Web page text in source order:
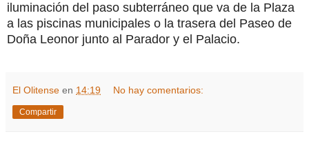
iluminación del paso subterráneo que va de la Plaza
a las piscinas municipales o la trasera del Paseo de
Doña Leonor junto al Parador y el Palacio.
El Olitense en 14:19 No hay comentarios:
Compartir